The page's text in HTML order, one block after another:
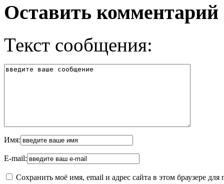
Оставить комментарий
Текст сообщения:
Имя:
E-mail:
Сохранить моё имя, email и адрес сайта в этом браузере